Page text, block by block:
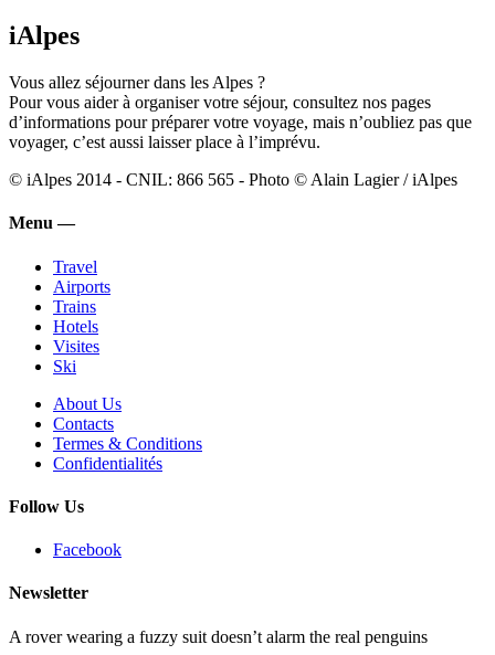
iAlpes
Vous allez séjourner dans les Alpes ?
Pour vous aider à organiser votre séjour, consultez nos pages
d’informations pour préparer votre voyage, mais n’oubliez pas que
voyager, c’est aussi laisser place à l’imprévu.
© iAlpes 2014 - CNIL: 866 565 - Photo © Alain Lagier / iAlpes
Menu —
Travel
Airports
Trains
Hotels
Visites
Ski
About Us
Contacts
Termes & Conditions
Confidentialités
Follow Us
Facebook
Newsletter
A rover wearing a fuzzy suit doesn’t alarm the real penguins